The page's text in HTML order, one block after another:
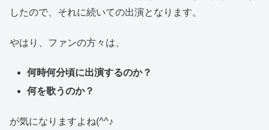
したので、それに続いての出演となります。
やはり、ファンの方々は、
何時何分頃に出演するのか？
何を歌うのか？
が気になりますよね(^^♪